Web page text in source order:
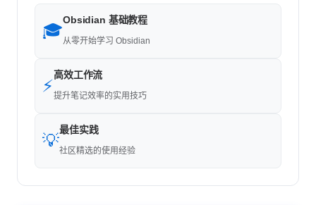
🎓
Obsidian 基础教程
从零开始学习 Obsidian
⚡
高效工作流
提升笔记效率的实用技巧
💡
最佳实践
社区精选的使用经验